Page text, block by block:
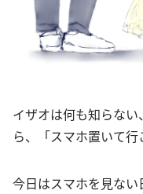
イザオは何も知らな
ら、「スマホ置いて行
今日はスマホを見な